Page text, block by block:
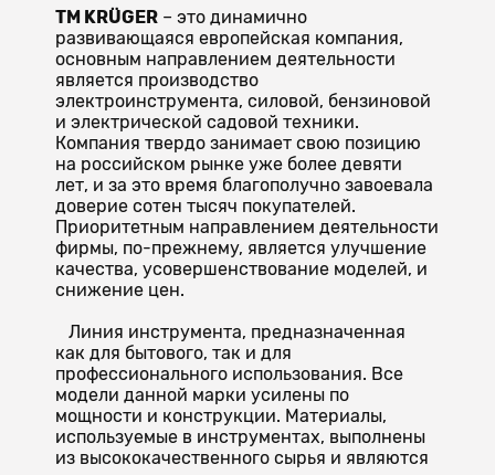
TM KRÜGER – это динамично
развивающаяся европейская компания,
основным направлением деятельности
является производство
электроинструмента, силовой, бензиновой
и электрической садовой техники.
Компания твердо занимает свою позицию
на российском рынке уже более девяти
лет, и за это время благополучно завоевала
доверие сотен тысяч покупателей.
Приоритетным направлением деятельности
фирмы, по-прежнему, является улучшение
качества, усовершенствование моделей, и
снижение цен.
Линия инструмента, предназначенная
как для бытового, так и для
профессионального использования. Все
модели данной марки усилены по
мощности и конструкции. Материалы,
используемые в инструментах, выполнены
из высококачественного сырья и являются